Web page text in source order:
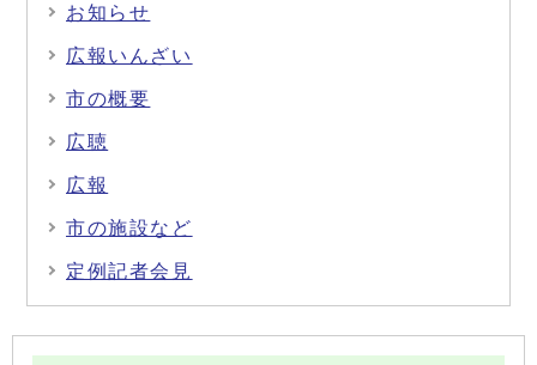
お知らせ
広報いんざい
市の概要
広聴
広報
市の施設など
定例記者会見